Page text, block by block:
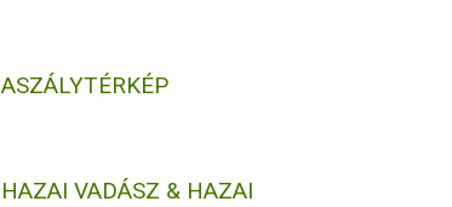
ASZÁLYTÉRKÉP
HAZAI VADÁSZ & HAZAI